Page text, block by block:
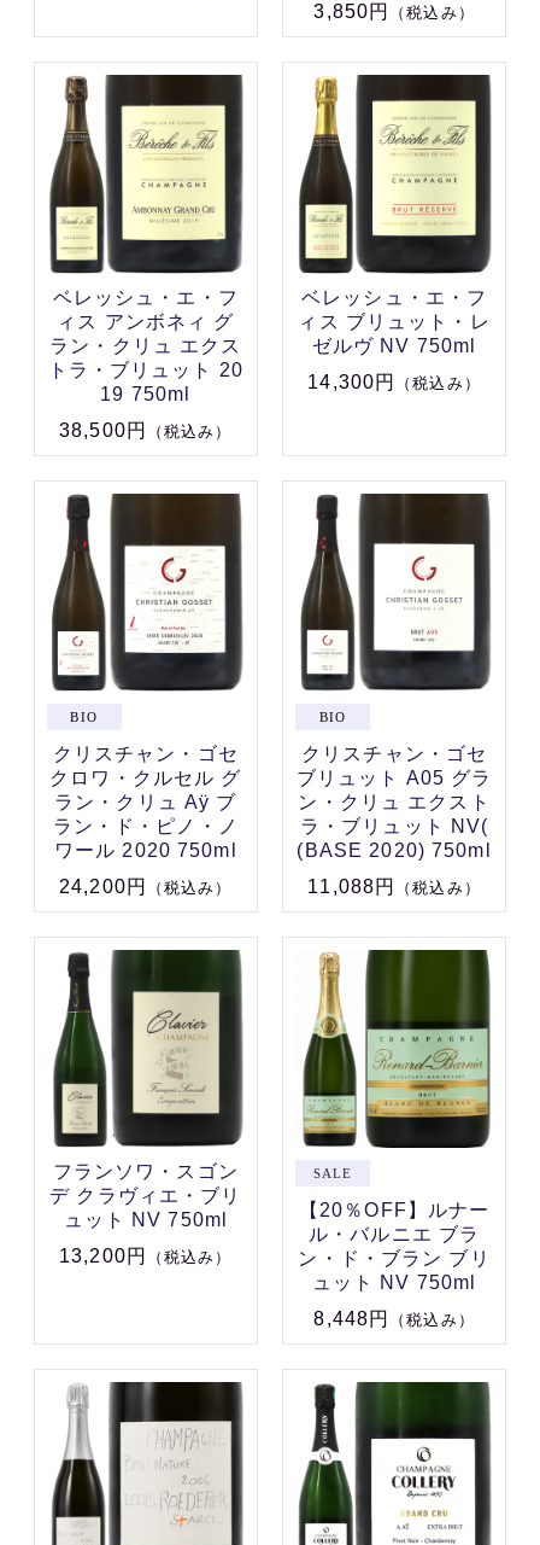
3,850円
（税込み）
ベレッシュ・エ・フ
ィス アンボネィ グ
ラン・クリュ エクス
トラ・ブリュット 20
19 750ml
38,500円
（税込み）
ベレッシュ・エ・フ
ィス ブリュット・レ
ゼルヴ NV 750ml
14,300円
（税込み）
クリスチャン・ゴセ
クロワ・クルセル グ
ラン・クリュ Aÿ ブ
ラン・ド・ピノ・ノ
ワール 2020 750ml
24,200円
（税込み）
クリスチャン・ゴセ
ブリュット A05 グラ
ン・クリュ エクスト
ラ・ブリュット NV(
(BASE 2020) 750ml
11,088円
（税込み）
フランソワ・スゴン
デ クラヴィエ・ブリ
ュット NV 750ml
13,200円
（税込み）
【20％OFF】ルナー
ル・バルニエ ブラ
ン・ド・ブラン ブリ
ュット NV 750ml
8,448円
（税込み）